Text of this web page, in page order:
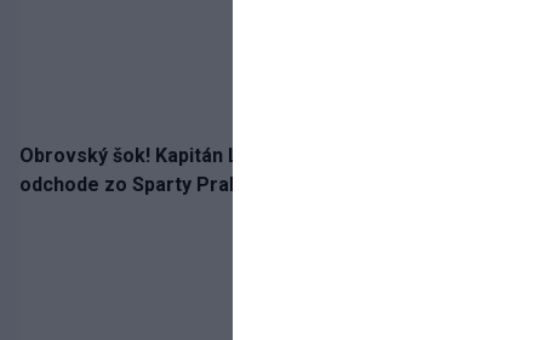
Obrovský šok! Kapitán Lukáš Haraslín je údajne na
odchode zo Sparty Praha